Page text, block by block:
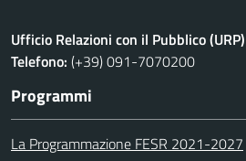
Ufficio Relazioni con il Pubblico (URP)
Telefono: (+39) 091-7070200
Programmi
La Programmazione FESR 2021-2027